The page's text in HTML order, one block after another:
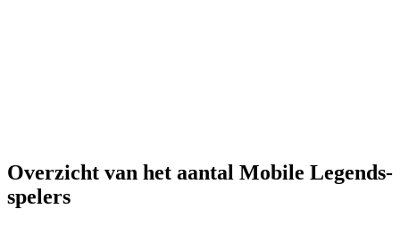
Overzicht van het aantal Mobile Legends-
spelers